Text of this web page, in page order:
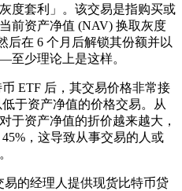
度套利」。该交易是指购买或
前资产净值 (NAV) 换取灰度
后在 6 个月后解锁其份额并以
少理论上是这样。
ETF 后，其交易价格非常接
于资产净值的价格交易。从
于资产净值的折价越来越大，
，这导致从事交易的人或
的经理人提供现货比特币贷